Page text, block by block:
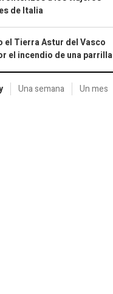
de Italia
el Tierra Astur del Vasco
el incendio de una parrilla
Una semana Un mes